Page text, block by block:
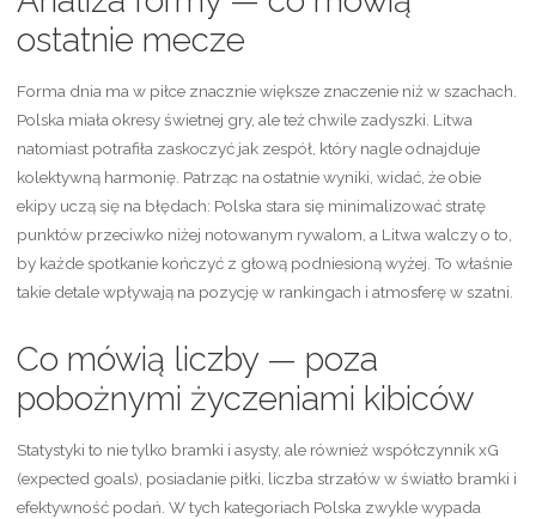
ostatnie mecze
Forma dnia ma w piłce znacznie większe znaczenie niż w szachach.
Polska miała okresy świetnej gry, ale też chwile zadyszki. Litwa
natomiast potrafiła zaskoczyć jak zespół, który nagle odnajduje
kolektywną harmonię. Patrząc na ostatnie wyniki, widać, że obie
ekipy uczą się na błędach: Polska stara się minimalizować stratę
punktów przeciwko niżej notowanym rywalom, a Litwa walczy o to,
by każde spotkanie kończyć z głową podniesioną wyżej. To właśnie
takie detale wpływają na pozycję w rankingach i atmosferę w szatni.
Co mówią liczby — poza
pobożnymi życzeniami kibiców
Statystyki to nie tylko bramki i asysty, ale również współczynnik xG
(expected goals), posiadanie piłki, liczba strzałów w światło bramki i
efektywność podań. W tych kategoriach Polska zwykle wypada